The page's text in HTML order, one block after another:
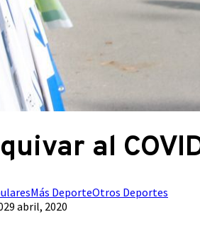
al
Más DeporteOtros Deportes
29 abril, 2020